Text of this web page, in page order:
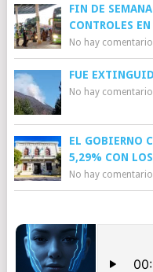
FIN DE
CONTROLES
No hay
FUE
No hay
EL GOBIERNO
5,29% CON LOS
No hay